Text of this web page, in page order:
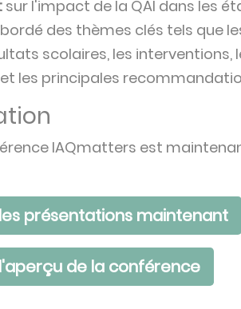
sur l'impact de la QAI dans les
des thèmes clés tels que
scolaires, les interventions,
les principales
IAQmatters est
présentations maintenant
de la conférence